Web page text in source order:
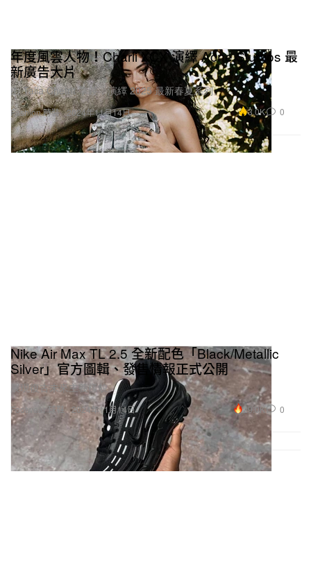
Fashion 時裝
年度風雲人物！Charli XCX 演繹 Acne Studios 最
新廣告大片
由 Talia Chetrit 掌鏡，演繹 2025 最新春夏系列。
2024年11月14日 3.0K 0
Footwear 球鞋
Nike Air Max TL 2.5 全新配色「Black/Metallic
Silver」官方圖輯、發售情報正式公開
展現復古未來主義樣貌。
2024年11月14日 29.0K 0